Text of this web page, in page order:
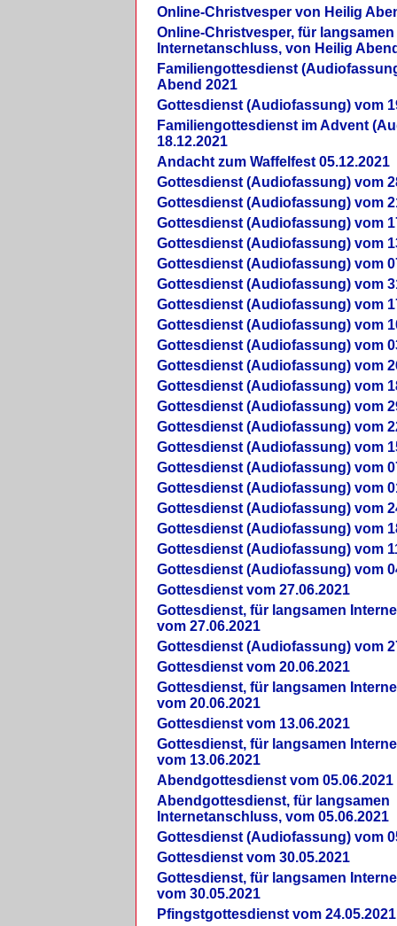
Online-Christvesper von Heilig
Online-Christvesper, für langsamen
Internetanschluss, von Heilig
Familiengottesdienst
Abend 2021
Gottesdienst (Audiofassung) vom
Familiengottesdienst im Advent
18.12.2021
Andacht zum Waffelfest 05.12.2021
Gottesdienst (Audiofassung) vom
Gottesdienst (Audiofassung) vom
Gottesdienst (Audiofassung) vom
Gottesdienst (Audiofassung) vom
Gottesdienst (Audiofassung) vom
Gottesdienst (Audiofassung) vom
Gottesdienst (Audiofassung) vom
Gottesdienst (Audiofassung) vom
Gottesdienst (Audiofassung) vom
Gottesdienst (Audiofassung) vom
Gottesdienst (Audiofassung) vom
Gottesdienst (Audiofassung) vom
Gottesdienst (Audiofassung) vom
Gottesdienst (Audiofassung) vom
Gottesdienst (Audiofassung) vom
Gottesdienst (Audiofassung) vom
Gottesdienst (Audiofassung) vom
Gottesdienst (Audiofassung) vom
Gottesdienst (Audiofassung) vom
Gottesdienst (Audiofassung) vom
Gottesdienst vom 27.06.2021
Gottesdienst, für langsamen
vom 27.06.2021
Gottesdienst (Audiofassung) vom
Gottesdienst vom 20.06.2021
Gottesdienst, für langsamen
vom 20.06.2021
Gottesdienst vom 13.06.2021
Gottesdienst, für langsamen
vom 13.06.2021
Abendgottesdienst vom 05.06.2021
Abendgottesdienst, für langsamen
Internetanschluss, vom 05.06.2021
Gottesdienst (Audiofassung) vom
Gottesdienst vom 30.05.2021
Gottesdienst, für langsamen
vom 30.05.2021
Pfingstgottesdienst vom 24.05.2021